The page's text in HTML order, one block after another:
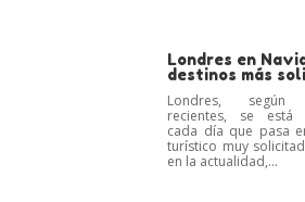
Londres en
destinos más
Londres, según
recientes, se está
cada día que pasa
turístico muy
en la actualidad,...